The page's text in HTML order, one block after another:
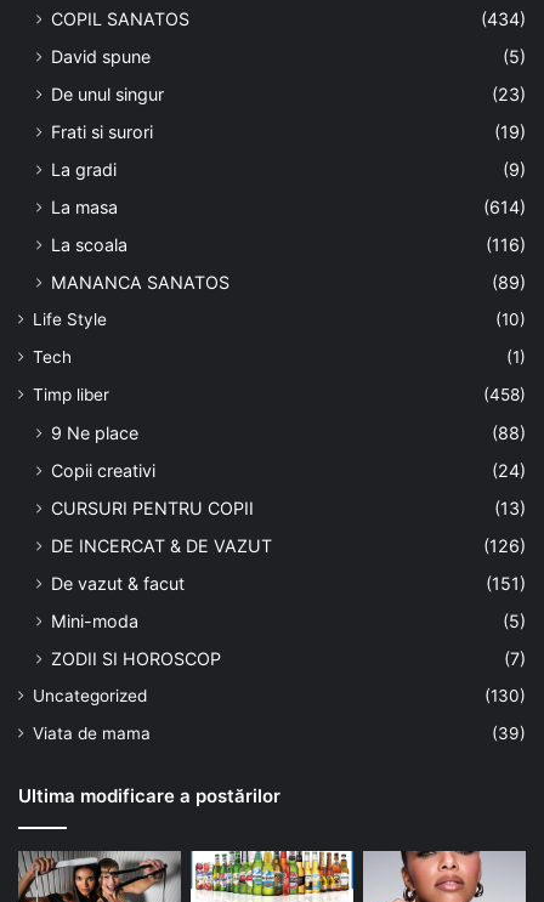
COPIL SANATOS
(434)
David spune
(5)
De unul singur
(23)
Frati si surori
(19)
La gradi
(9)
La masa
(614)
La scoala
(116)
MANANCA SANATOS
(89)
Life Style
(10)
Tech
(1)
Timp liber
(458)
9 Ne place
(88)
Copii creativi
(24)
CURSURI PENTRU COPII
(13)
DE INCERCAT & DE VAZUT
(126)
De vazut & facut
(151)
Mini-moda
(5)
ZODII SI HOROSCOP
(7)
Uncategorized
(130)
Viata de mama
(39)
Ultima modificare a postărilor